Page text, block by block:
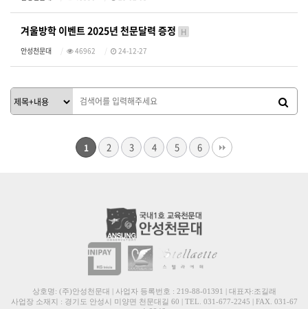
겨울방학 이벤트 2025년 천문달력 증정 H
안성천문대 46962 24-12-27
1 2 3 4 5 6
상호명: (주)안성천문대 | 사업자 등록번호 : 219-88-01391 | 대표자:조길래
사업장 소재지 : 경기도 안성시 미양면 천문대길 60 | TEL. 031-677-2245 | FAX. 031-67